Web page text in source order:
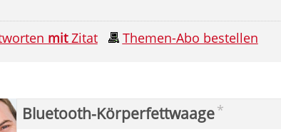
mitZitat Themen-Abo bestellen
Bluetooth-Körperfettwaage*